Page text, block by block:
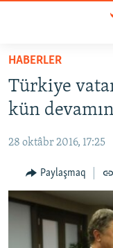
Esas
qaytmaq
Baş
qaytmaq
qaytmaq
HABERLER
SİYASET
CEMİYET
MEDENİYET
İNSAN AQLARI
VİDEO
HABERLER
Türkiye
kün
28 oktâbr 2016, 17:25
Paylaşmaq